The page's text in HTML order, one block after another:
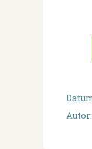
Autor: